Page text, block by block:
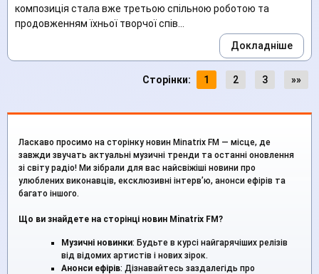
композиція стала вже третьою спільною роботою та
продовженням їхньої творчої спів...
Докладніше
Сторінки: 1 2 3 »»
Ласкаво просимо на сторінку новин Minatrix FM — місце, де
завжди звучать актуальні музичні тренди та останні оновлення
зі світу радіо! Ми зібрали для вас найсвіжіші новини про
улюблених виконавців, ексклюзивні інтерв’ю, анонси ефірів та
багато іншого.
Що ви знайдете на сторінці новин Minatrix FM?
Музичні новинки: Будьте в курсі найгарячіших релізів
від відомих артистів і нових зірок.
Анонси ефірів: Дізнавайтесь заздалегідь про